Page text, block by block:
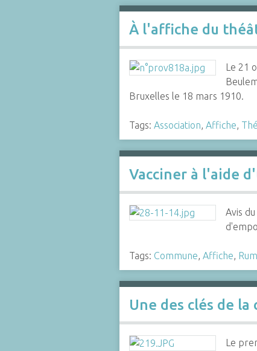
À l'affiche du
Le 21
Bruxelles le 18 mars 1910.
Tags: Association, Affiche,
Vacciner à l'aide
Avis
Tags: Commune, Affiche,
Une des clés de
Le